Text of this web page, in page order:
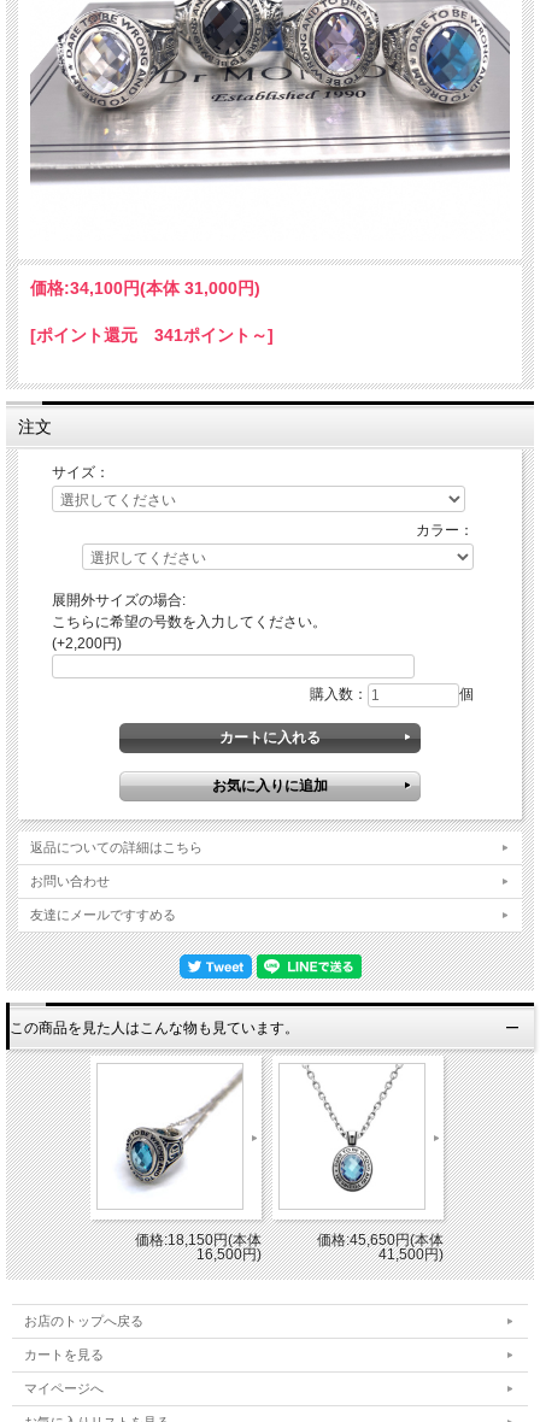
価格:34,100円(本体 31,000円)
[ポイント還元 341ポイント～]
注文
サイズ：
カラー：
展開外サイズの場合:
こちらに希望の号数を入力してください。
(+2,200円)
購入数： 個
返品についての詳細はこちら
お問い合わせ
友達にメールですすめる
この商品を見た人はこんな物も見ています。
価格:18,150円(本体
16,500円)
価格:45,650円(本体
41,500円)
お店のトップへ戻る
カートを見る
マイページへ